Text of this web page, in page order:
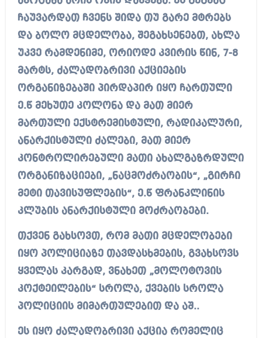
ჩაუვარდათ ჩვენს შიდა თუ გარე მტრებს
და ბოლო მცდელობა, შეგახსენებთ, ახლა
უკვე რამდენიმე, ორიოდე კვირის წინ, 7-8
მარტს, ძალადობრივი აქციების
ორგანიზებაში პირდაპირ იყო ჩართული
ე.წ მეხუთე კოლონა და მათ მიერ
მართული ექსტრემისტული, რადიკალური,
ანარქისტული ძალები, მათ მიერ
კონტროლირებული მათი ახალგაზრდული
ორგანიზაციები, „ნაცმოძრაობის“, „გირჩი
მეტი თავისუფლების“, ე.წ ფრანკლინის
კლუბის ანარქისტული მოძრაობები.
თქვენ გახსოვთ, რომ მათი მცდელობები
იყო პოლიციაზე თავდასხმების, გვახსოვს
ყველას კარგად, ვნახეთ „მოლოტოვის
კოქტეილების“ სროლა, ქვების სროლა
პოლიციის მიმართულებით და აშ..
ეს იყო ძალადობრივი აქცია რომელიც